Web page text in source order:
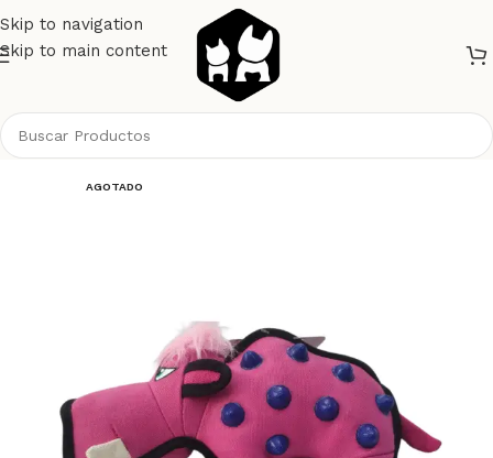
Skip to navigation
Skip to main content
AGOTADO